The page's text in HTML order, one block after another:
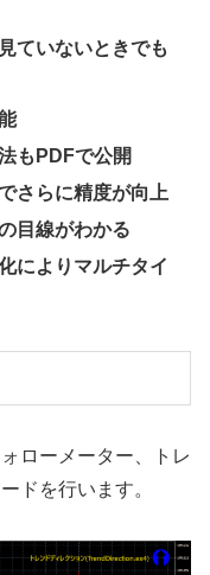
ていないときでも
も PDFで公開
さらに精度が向上
目線がわかる
によりマルチタイ
ローメーター、トレ
ドを行います。